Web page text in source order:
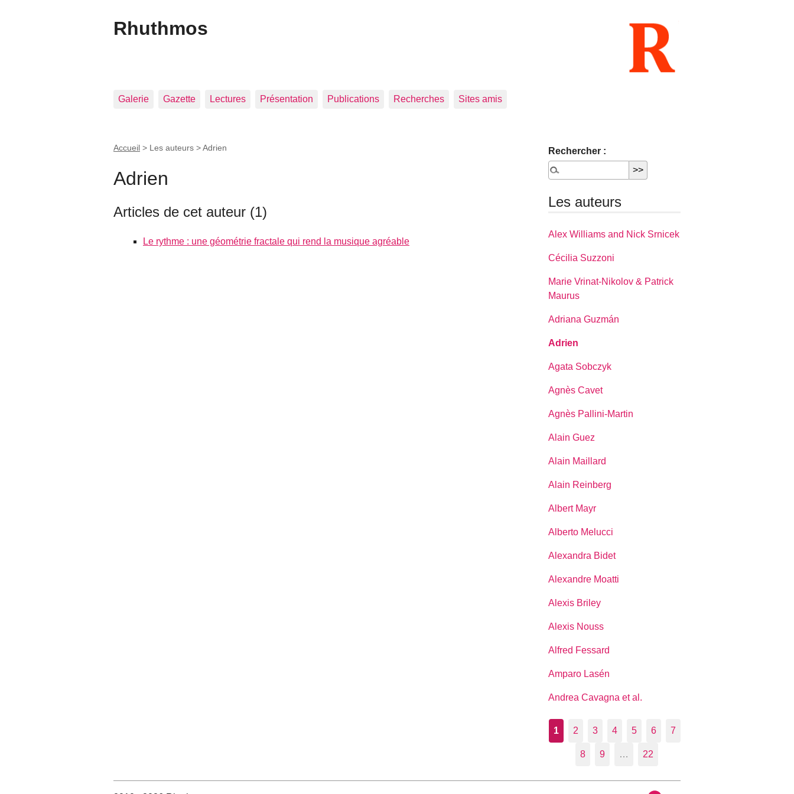
Rhuthmos
Galerie Gazette Lectures Présentation Publications Recherches Sites amis
Accueil > Les auteurs >Adrien
Adrien
Articles de cet auteur (1)
Le rythme : une géométrie fractale qui rend la musique agréable
Rechercher :
Les auteurs
Alex Williams and Nick Srnicek
Cécilia Suzzoni
Marie Vrinat-Nikolov & Patrick
Maurus
Adriana Guzmán
Adrien
Agata Sobczyk
Agnès Cavet
Agnès Pallini-Martin
Alain Guez
Alain Maillard
Alain Reinberg
Albert Mayr
Alberto Melucci
Alexandra Bidet
Alexandre Moatti
Alexis Briley
Alexis Nouss
Alfred Fessard
Amparo Lasén
Andrea Cavagna et al.
1 2 3 4 5 6 7
8 9 … 22